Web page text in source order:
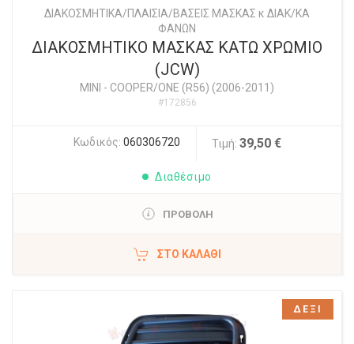
ΔΙΑΚΟΣΜΗΤΙΚΑ/ΠΛΑΙΣΙΑ/ΒΑΣΕΙΣ ΜΑΣΚΑΣ κ ΔΙΑΚ/ΚΑ
ΦΑΝΩΝ
ΔΙΑΚΟΣΜΗΤΙΚΟ ΜΑΣΚΑΣ ΚΑΤΩ ΧΡΩΜΙΟ
(JCW)
MINI - COOPER/ONE (R56) (2006-2011)
#172856
Κωδικός: 060306720 Τιμή: 39,50 €
Διαθέσιμο
ΠΡΟΒΟΛΗ
ΣΤΟ ΚΑΛΆΘΙ
ΔΕΞΙ